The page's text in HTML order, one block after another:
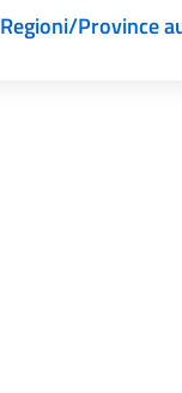
Regioni/Province